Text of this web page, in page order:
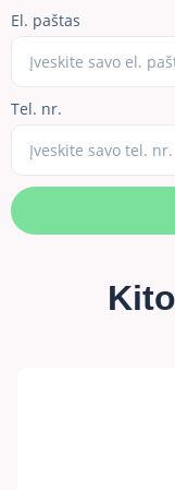
El. paštas
Tel. nr.